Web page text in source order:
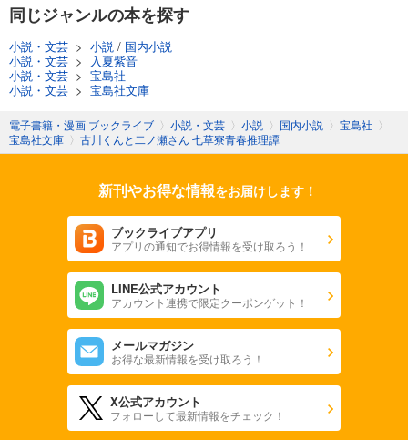
同じジャンルの本を探す
小説・文芸 > 小説 / 国内小説
小説・文芸 >
入夏紫音
小説・文芸 > 宝島社
小説・文芸 > 宝島社文庫
電子書籍・漫画 ブックライブ 〉 小説・文芸 〉 小説 〉 国内小説 〉 宝島社 〉
宝島社文庫 〉 古川くんと二ノ瀬さん 七草寮青春推理譚
新刊やお得な情報をお届けします！
ブックライブアプリ
アプリの通知でお得情報を受け取ろう！
LINE公式アカウント
アカウント連携で限定クーポンゲット！
メールマガジン
お得な最新情報を受け取ろう！
X公式アカウント
フォローして最新情報をチェック！